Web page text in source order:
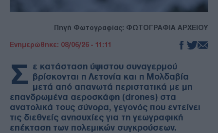
Πηγή Φωτογραφίας: ΦΩΤΟΓΡΑΦΙΑ ΑΡΧΕΙΟΥ
Ενημερώθηκε: 08/06/26 - 11:11
Σ ε κατάσταση ύψιστου συναγερμού
βρίσκονται η Λετονία και η Μολδαβία
μετά από απανωτά περιστατικά με μη
επανδρωμένα αεροσκάφη (drones) στα
ανατολικά τους σύνορα, γεγονός που εντείνει
τις διεθνείς ανησυχίες για τη γεωγραφική
επέκταση των πολεμικών συγκρούσεων.